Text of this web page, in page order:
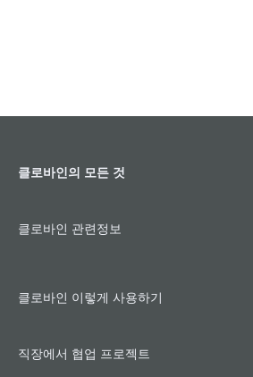
클로바인의 모든 것
클로바인 관련정보
클로바인 이렇게 사용하기
직장에서 협업 프로젝트